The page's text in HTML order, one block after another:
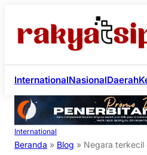
InternationalNasionalDaerah
International
Beranda » Blog » Negara terkecil